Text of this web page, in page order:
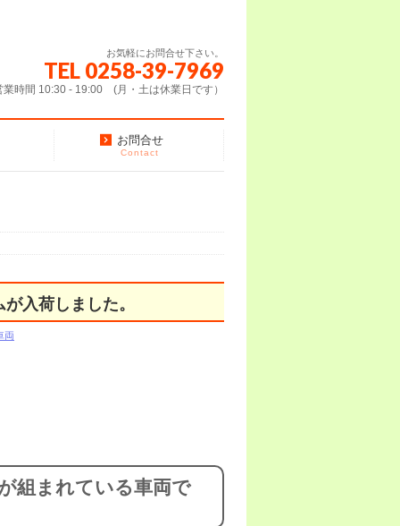
お気軽にお問合せ下さい。
TEL 0258-39-7969
業時間 10:30 - 19:00 (月・土は休業日です）
お問合せ
Contact
入荷しました。
両
組まれている車両で